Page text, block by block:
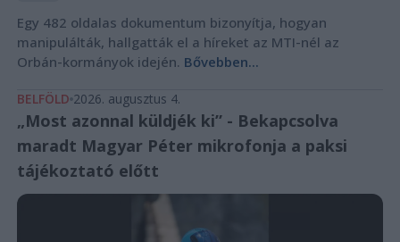
Egy 482 oldalas dokumentum bizonyítja, hogyan
manipulálták, hallgatták el a híreket az MTI-nél az
Orbán-kormányok idején. Bővebben...
BELFÖLD 2026. augusztus 4.
„Most azonnal küldjék ki” - Bekapcsolva
maradt Magyar Péter mikrofonja a paksi
tájékoztató előtt